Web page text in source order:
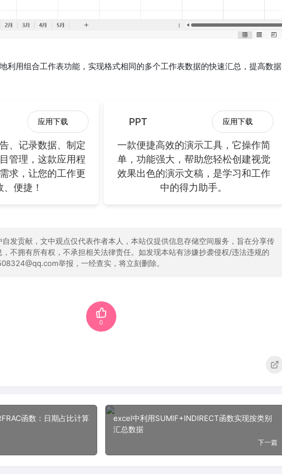
利用组合工作表功能，实现格式相同的多个工作表数据的快速汇总，提高数据
应用下载
、记录数据、制定
管理，这款应用程
求，让您的工作更
、便捷！
PPT 应用下载
一款便捷高效的演示工具，它操作简
单，功能强大，帮助您轻松创建视觉
效果出色的演示文稿，是学习和工作
中的得力助手。
发贡献，文中观点仅代表作者本人，本站仅提供信息存储空间服务，旨在分享传
不拥有所有权，不承担相关法律责任。如发现本站有涉嫌抄袭侵权/违法违规的
举报，一经查实，将立刻删除。
0
函数：日期占比计算
excel中利用SUMIF+INDIRECT函数实现按类别
汇总数据
下一篇